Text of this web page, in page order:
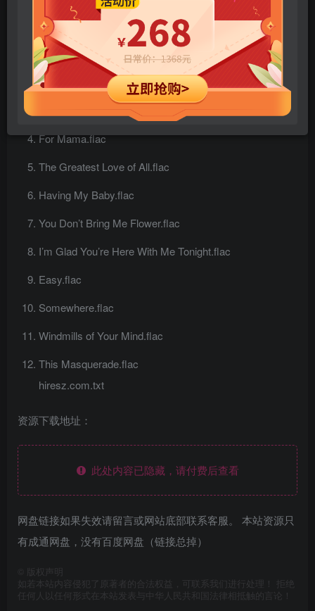
您当前未登录！建议登陆后购买，可保存购买订单
What a Wonderful World.flac
Smoke Gets In Your Eyes.flac
I Wish You Love.flac
For Mama.flac
The Greatest Love of All.flac
Having My Baby.flac
You Don’t Bring Me Flower.flac
I’m Glad You’re Here With Me Tonight.flac
Easy.flac
Somewhere.flac
Windmills of Your Mind.flac
This Masquerade.flac
hiresz.com.txt
资源下载地址：
此处内容已隐藏，请付费后查看
网盘链接如果失效请留言或网站底部联系客服。 本站资源只
有成通网盘，没有百度网盘（链接总掉）
版权声明
如若本站内容侵犯了原著者的合法权益，可联系我们进行处理！ 拒绝
任何人以任何形式在本站发表与中华人民共和国法律相抵触的言论！